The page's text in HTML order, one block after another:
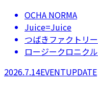
OCHA NORMA
Juice=Juice
つばきファクトリー
ロージークロニクル
2026.7.14EVENTUPDATE